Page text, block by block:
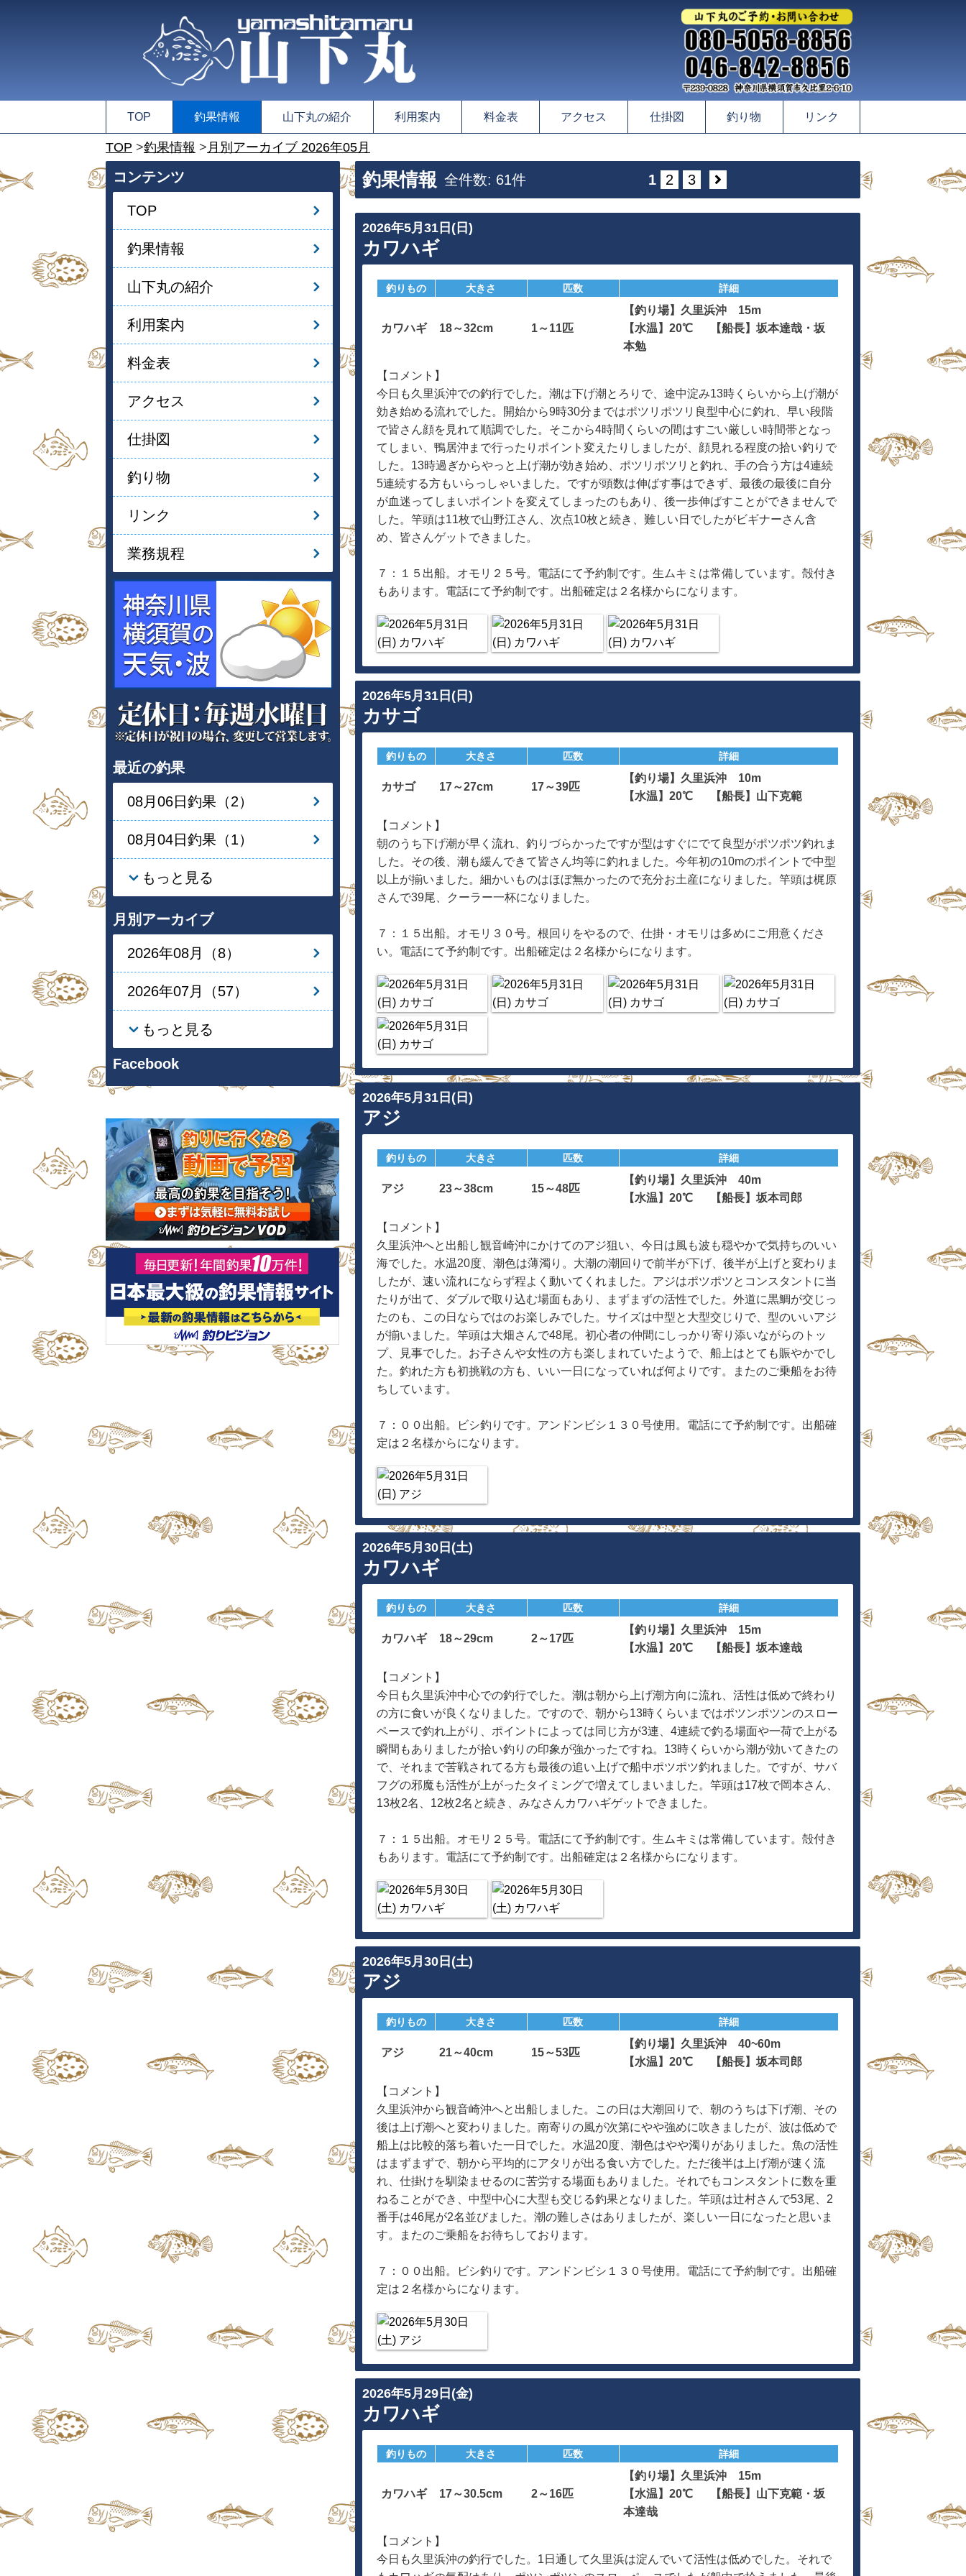
TOP 釣果情報 山下丸の紹介 利用案内 料金表 アクセス 仕掛図 釣り物 リンク
TOP 釣果情報 月別アーカイブ 2026年05月
釣果情報 全件数: 61件 1 2 3
2026年5月31日(日)
カワハギ
釣りもの 大きさ 匹数 詳細
カワハギ 18～32cm 1～11匹
【釣り場】久里浜沖 15m
【水温】20℃ 【船長】坂本達哉・坂
本勉
【コメント】
今日も久里浜沖での釣行でした。潮は下げ潮とろりで、途中淀み13時くらいから上げ潮が
効き始める流れでした。開始から9時30分まではポツリポツリ良型中心に釣れ、早い段階
で皆さん顔を見れて順調でした。そこから4時間くらいの間はすごい厳しい時間帯となっ
てしまい、鴨居沖まで行ったりポイント変えたりしましたが、顔見れる程度の拾い釣りで
した。13時過ぎからやっと上げ潮が効き始め、ポツリポツリと釣れ、手の合う方は4連続
5連続する方もいらっしゃいました。ですが頭数は伸ばす事はできず、最後の最後に自分
が血迷ってしまいポイントを変えてしまったのもあり、後一歩伸ばすことができませんで
した。竿頭は11枚で山野江さん、次点10枚と続き、難しい日でしたがビギナーさん含
め、皆さんゲットできました。
７：１５出船。オモリ２５号。電話にて予約制です。生ムキミは常備しています。殻付き
もあります。電話にて予約制です。出船確定は２名様からになります。
2026年5月31日(日)
カサゴ
釣りもの 大きさ 匹数 詳細
カサゴ 17～27cm 17～39匹
【釣り場】久里浜沖 10m
【水温】20℃ 【船長】山下克範
【コメント】
朝のうち下げ潮が早く流れ、釣りづらかったですが型はすぐにでて良型がポツポツ釣れま
した。その後、潮も緩んできて皆さん均等に釣れました。今年初の10mのポイントで中型
以上が揃いました。細かいものはほぼ無かったので充分お土産になりました。竿頭は梶原
さんで39尾、クーラー一杯になりました。
７：１５出船。オモリ３０号。根回りをやるので、仕掛・オモリは多めにご用意くださ
い。電話にて予約制です。出船確定は２名様からになります。
2026年5月31日(日)
アジ
釣りもの 大きさ 匹数 詳細
アジ 23～38cm 15～48匹
【釣り場】久里浜沖 40m
【水温】20℃ 【船長】坂本司郎
【コメント】
久里浜沖へと出船し観音崎沖にかけてのアジ狙い、今日は風も波も穏やかで気持ちのいい
海でした。水温20度、潮色は薄濁り。大潮の潮回りで前半が下げ、後半が上げと変わりま
したが、速い流れにならず程よく動いてくれました。アジはポツポツとコンスタントに当
たりが出て、ダブルで取り込む場面もあり、まずまずの活性でした。外道に黒鯛が交じっ
たのも、この日ならではのお楽しみでした。サイズは中型と大型交じりで、型のいいアジ
が揃いました。竿頭は大畑さんで48尾。初心者の仲間にしっかり寄り添いながらのトッ
プ、見事でした。お子さんや女性の方も楽しまれていたようで、船上はとても賑やかでし
た。釣れた方も初挑戦の方も、いい一日になっていれば何よりです。またのご乗船をお待
ちしています。
７：００出船。ビシ釣りです。アンドンビシ１３０号使用。電話にて予約制です。出船確
定は２名様からになります。
2026年5月30日(土)
カワハギ
釣りもの 大きさ 匹数 詳細
カワハギ 18～29cm 2～17匹
【釣り場】久里浜沖 15m
【水温】20℃ 【船長】坂本達哉
【コメント】
今日も久里浜沖中心での釣行でした。潮は朝から上げ潮方向に流れ、活性は低めで終わり
の方に食いが良くなりました。ですので、朝から13時くらいまではポツンポツンのスロー
ペースで釣れ上がり、ポイントによっては同じ方が3連、4連続で釣る場面や一荷で上がる
瞬間もありましたが拾い釣りの印象が強かったですね。13時くらいから潮が効いてきたの
で、それまで苦戦されてる方も最後の追い上げで船中ポツポツ釣れました。ですが、サバ
フグの邪魔も活性が上がったタイミングで増えてしまいました。竿頭は17枚で岡本さん、
13枚2名、12枚2名と続き、みなさんカワハギゲットできました。
７：１５出船。オモリ２５号。電話にて予約制です。生ムキミは常備しています。殻付き
もあります。電話にて予約制です。出船確定は２名様からになります。
2026年5月30日(土)
アジ
釣りもの 大きさ 匹数 詳細
アジ 21～40cm 15～53匹
【釣り場】久里浜沖 40~60m
【水温】20℃ 【船長】坂本司郎
【コメント】
久里浜沖から観音崎沖へと出船しました。この日は大潮回りで、朝のうちは下げ潮、その
後は上げ潮へと変わりました。南寄りの風が次第にやや強めに吹きましたが、波は低めで
船上は比較的落ち着いた一日でした。水温20度、潮色はやや濁りがありました。魚の活性
はまずまずで、朝から平均的にアタリが出る食い方でした。ただ後半は上げ潮が速く流
れ、仕掛けを馴染ませるのに苦労する場面もありました。それでもコンスタントに数を重
ねることができ、中型中心に大型も交じる釣果となりました。竿頭は辻村さんで53尾、2
番手は46尾が2名並びました。潮の難しさはありましたが、楽しい一日になったと思いま
す。またのご乗船をお待ちしております。
７：００出船。ビシ釣りです。アンドンビシ１３０号使用。電話にて予約制です。出船確
定は２名様からになります。
2026年5月29日(金)
カワハギ
釣りもの 大きさ 匹数 詳細
カワハギ 17～30.5cm 2～16匹
【釣り場】久里浜沖 15m
【水温】20℃ 【船長】山下克範・坂
本達哉
【コメント】
今日も久里浜沖の釣行でした。1日通して久里浜は淀んでいて活性は低めでした。それで
コンテンツ
TOP
釣果情報
山下丸の紹介
利用案内
料金表
アクセス
仕掛図
釣り物
リンク
業務規程
最近の釣果
08月06日釣果（2）
08月04日釣果（1）
もっと見る
月別アーカイブ
2026年08月（8）
2026年07月（57）
もっと見る
Facebook